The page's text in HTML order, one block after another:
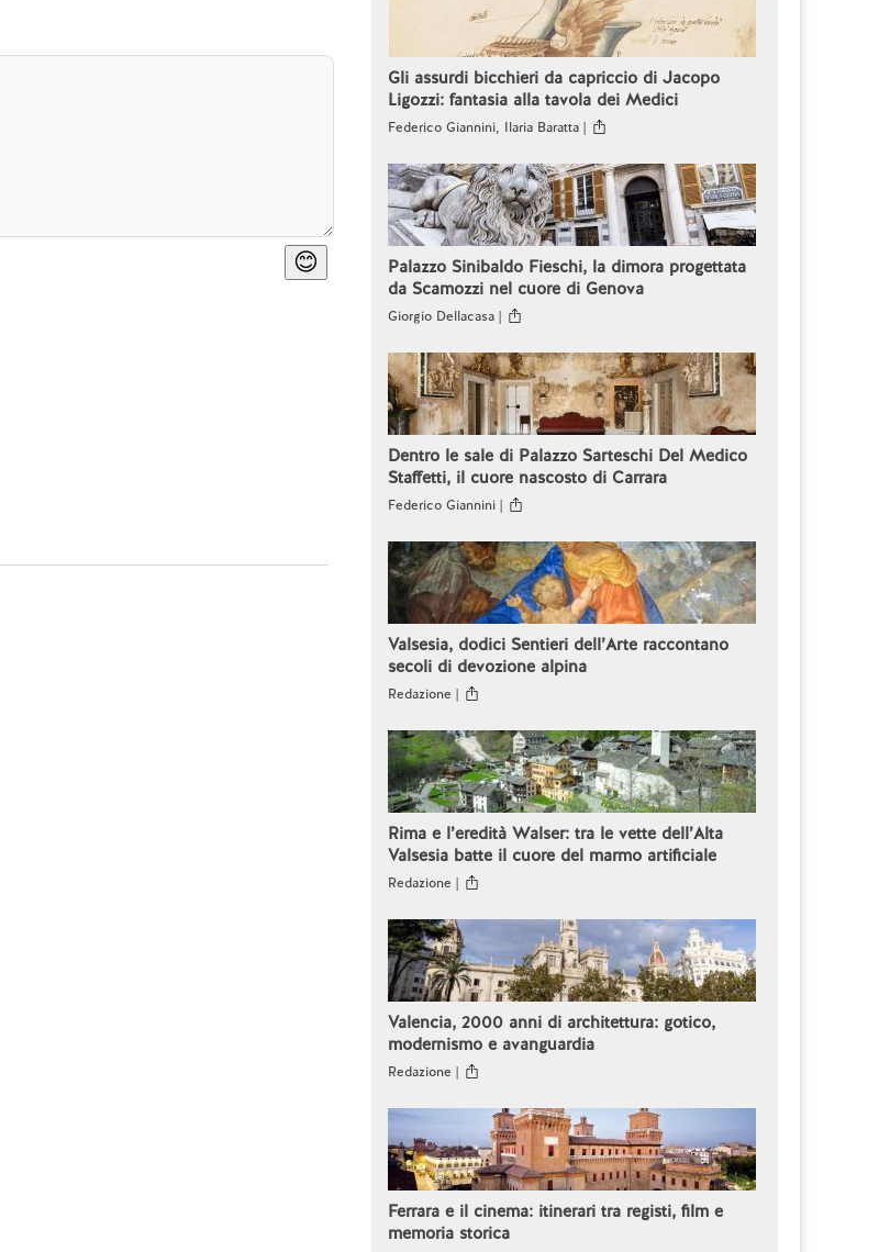
😊
Gli assurdi bicchieri da capriccio di Jacopo
Ligozzi: fantasia alla tavola dei Medici
Federico Giannini, Ilaria Baratta |
Palazzo Sinibaldo Fieschi, la dimora progettata
da Scamozzi nel cuore di Genova
Giorgio Dellacasa |
Dentro le sale di Palazzo Sarteschi Del Medico
Staffetti, il cuore nascosto di Carrara
Federico Giannini |
Valsesia, dodici Sentieri dell’Arte raccontano
secoli di devozione alpina
Redazione |
Rima e l’eredità Walser: tra le vette dell’Alta
Valsesia batte il cuore del marmo artificiale
Redazione |
Valencia, 2000 anni di architettura: gotico,
modernismo e avanguardia
Redazione |
Ferrara e il cinema: itinerari tra registi, film e
memoria storica